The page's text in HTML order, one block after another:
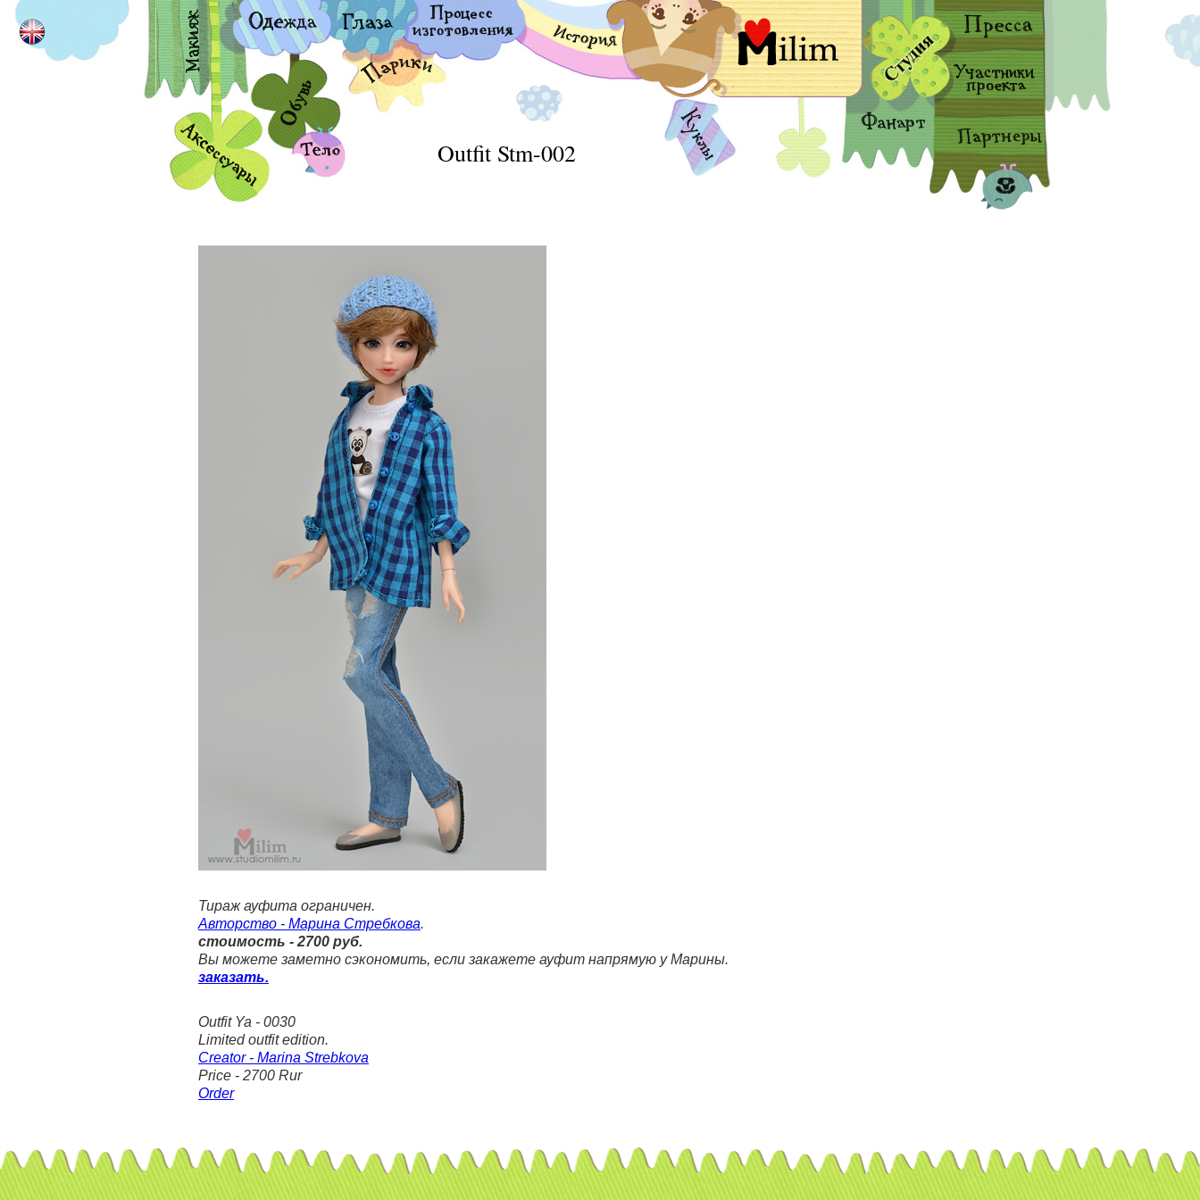
Outfit Stm-002
Тираж ауфита ограничен.
Авторство - Марина Стребкова.
стоимость - 2700 руб.
Вы можете заметно сэкономить, если закажете ауфит напрямую у Марины.
заказать.
Outfit Ya - 0030
Limited outfit edition.
Creator - Marina Strebkova
Price - 2700 Rur
Order